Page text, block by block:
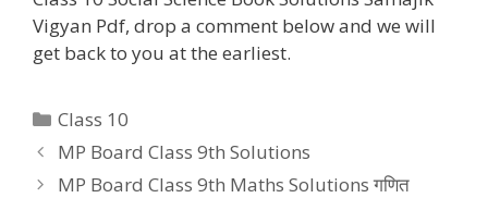
Vigyan Pdf, drop a comment below and we will
get back to you at the earliest.
Categories
Class 10
MP Board Class 9th Solutions
MP Board Class 9th Maths Solutions गणित